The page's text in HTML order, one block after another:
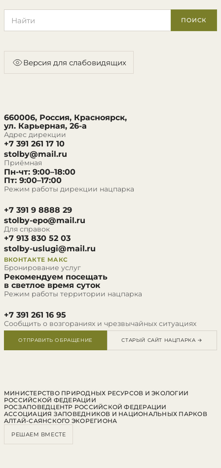
ПОИСК
Версия для слабовидящих
660006, Россия, Красноярск,
ул. Карьерная, 26-а
Адрес дирекции
+7 391 261 17 10
stolby@mail.ru
Приёмная
Пн-чт: 9:00–18:00
Пт: 9:00–17:00
Режим работы дирекции нацпарка
+7 391 9 8888 29
stolby-epo@mail.ru
Для справок
+7 913 830 52 03
stolby-uslugi@mail.ru
ВКОНТАКТЕ МАКС
Бронирование услуг
Рекомендуем посещать
в светлое время суток
Режим работы территории нацпарка
+7 391 261 16 95
Сообщить о возгораниях и чрезвычайных ситуациях
ОТПРАВИТЬ ОБРАЩЕНИЕ СТАРЫЙ САЙТ НАЦПАРКА →
МИНИСТЕРСТВО ПРИРОДНЫХ РЕСУРСОВ И ЭКОЛОГИИ
РОССИЙСКОЙ ФЕДЕРАЦИИ
РОСЗАПОВЕДЦЕНТР РОССИЙСКОЙ ФЕДЕРАЦИИ
АССОЦИАЦИЯ ЗАПОВЕДНИКОВ И НАЦИОНАЛЬНЫХ ПАРКОВ
АЛТАЙ-САЯНСКОГО ЭКОРЕГИОНА
РЕШАЕМ ВМЕСТЕ